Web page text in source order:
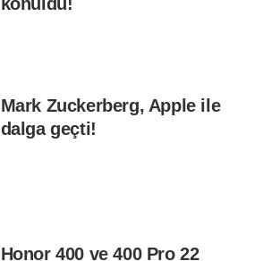
Mark Zuckerberg, Apple ile
dalga geçti!
Honor 400 ve 400 Pro 22